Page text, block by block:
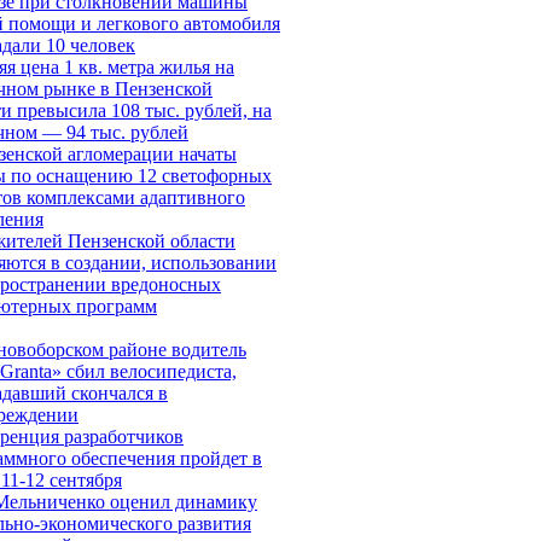
помощи и легкового автомобиля
10 человек
цена 1 кв. метра жилья на
рынке в Пензенской
превысила 108 тыс. рублей, на
— 94 тыс. рублей
агломерации начаты
по оснащению 12 светофорных
комплексами адаптивного
Пензенской области
в создании, использовании
вредоносных
программ
районе водитель
сбил велосипедиста,
скончался в
разработчиков
обеспечения пройдет в
12 сентября
оценил динамику
экономического развития